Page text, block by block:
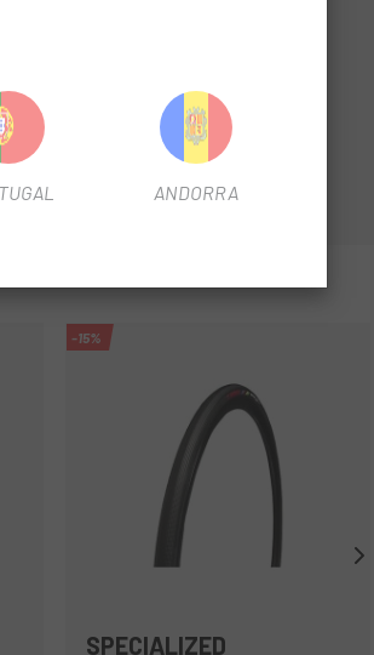
-15%
SPECIALIZED
ANDORRA